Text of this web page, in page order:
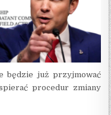
będzie już przyjmować
procedur zmiany